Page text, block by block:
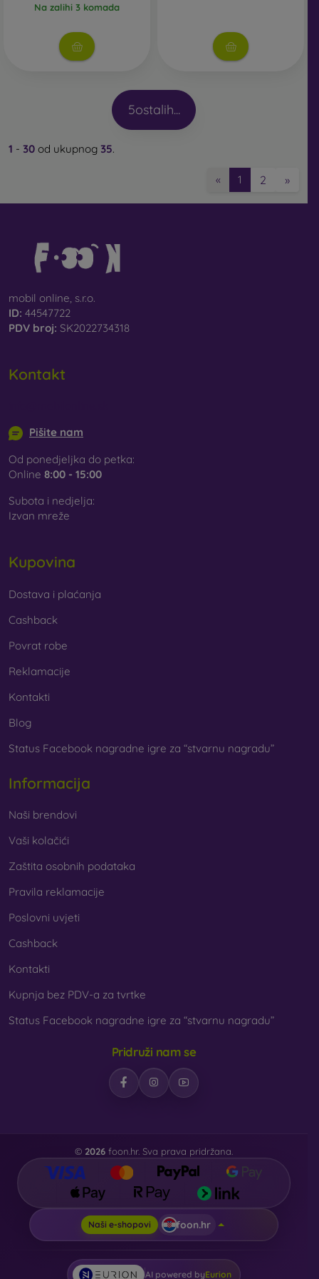
Na zalihi 3 komada
5ostalih...
1 - 30 od ukupnog 35.
« 1 2 »
mobil online, s.r.o.
ID: 44547722
PDV broj: SK2022734318
Kontakt
Pišite nam
Od ponedjeljka do petka:
Online 8:00 - 15:00
Subota i nedjelja:
Izvan mreže
Kupovina
Dostava i plaćanja
Cashback
Povrat robe
Reklamacije
Kontakti
Blog
Status Facebook nagradne igre za “stvarnu nagradu”
Informacija
Naši brendovi
Vaši kolačići
Zaštita osobnih podataka
Pravila reklamacije
Poslovni uvjeti
Cashback
Kontakti
Kupnja bez PDV-a za tvrtke
Status Facebook nagradne igre za “stvarnu nagradu”
Pridruži nam se
© 2026 foon.hr. Sva prava pridržana.
Naši e-shopovi foon.hr
AI powered byEurion